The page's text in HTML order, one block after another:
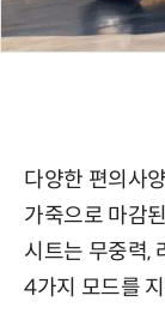
다양한 편의사
가죽으로 마감
시트는 무중력,
4가지 모드를